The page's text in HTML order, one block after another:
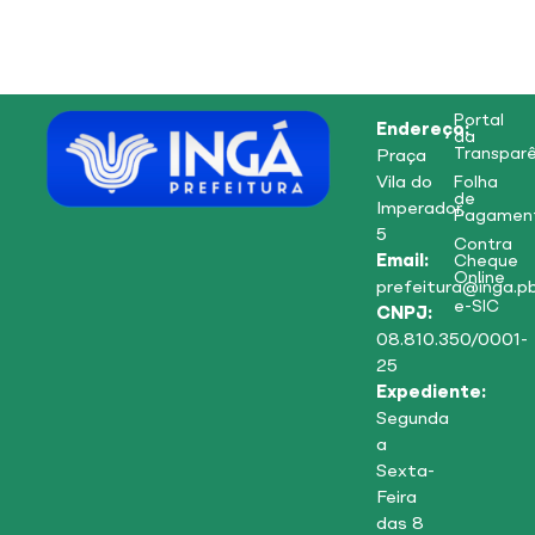
Endereço:
Praça
Vila do
Imperador,
5
Email:
CNPJ:
08.810.350/0001-
25
Expediente:
Segunda
a
Sexta-
Feira
das 8
Portal
da
Folha
de
Contra
Cheque
Online
e-SIC